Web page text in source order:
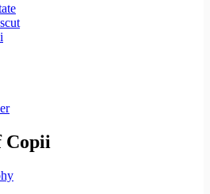
Copii